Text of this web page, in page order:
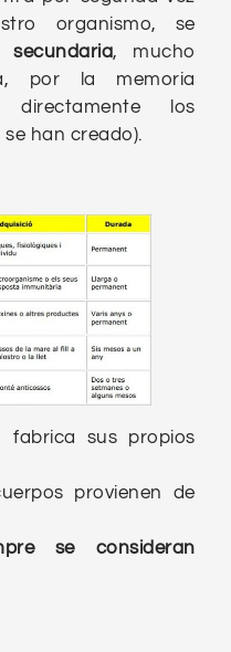
organismo, se
secundaria, mucho
por la memoria
directamente los
han creado).
sus propios
provienen de
se consideran